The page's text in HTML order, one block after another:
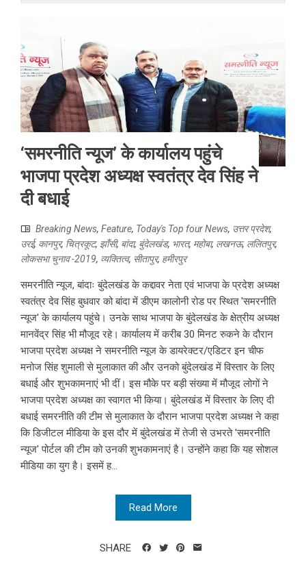
‘समरनीति न्यूज’ के कार्यालय पहुंचे
भाजपा प्रदेश अध्यक्ष स्वतंत्र देव सिंह ने
दी बधाई
Breaking News, Feature, Today's Top four News, उत्तर प्रदेश,
उरई, कानपुर, चित्रकूट, झाँसी, बांदा, बुंदेलखंड, भारत, महोबा, लखनऊ, ललितपुर,
लोकसभा चुनाव -2019, व्यक्तित्व, सीतापुर, हमीरपुर
समरनीति न्यूज, बांदाः बुंदेलखंड के कद्दावर नेता एवं भाजपा के प्रदेश अध्यक्ष
स्वतंत्र देव सिंह बुधवार को बांदा में डीएम कालोनी रोड पर स्थित 'समरनीति
न्यूज' के कार्यालय पहुंचे। उनके साथ भाजपा के बुंदेलखंड के क्षेत्रीय अध्यक्ष
मानवेंद्र सिंह भी मौजूद रहे। कार्यालय में करीब 30 मिनट रुकने के दौरान
भाजपा प्रदेश अध्यक्ष ने समरनीति न्यूज के डायरेक्टर/एडिटर इन चीफ
मनोज सिंह शुमाली से मुलाकात की और उनको बुंदेलखंड में विस्तार के लिए
बधाई और शुभकामनाएं भी दीं। इस मौके पर बड़ी संख्या में मौजूद लोगों ने
भाजपा प्रदेश अध्यक्ष का स्वागत भी किया। बुंदेलखंड में विस्तार के लिए दी
बधाई समरनीति की टीम से मुलाकात के दौरान भाजपा प्रदेश अध्यक्ष ने कहा
कि डिजीटल मीडिया के इस दौर में बुंदेलखंड में तेजी से उभरते 'समरनीति
न्यूज' पोर्टल की टीम को उनकी शुभकामनाएं है। उन्होंने कहा कि यह सोशल
मीडिया का युग है। इसमें ह...
Read More
SHARE